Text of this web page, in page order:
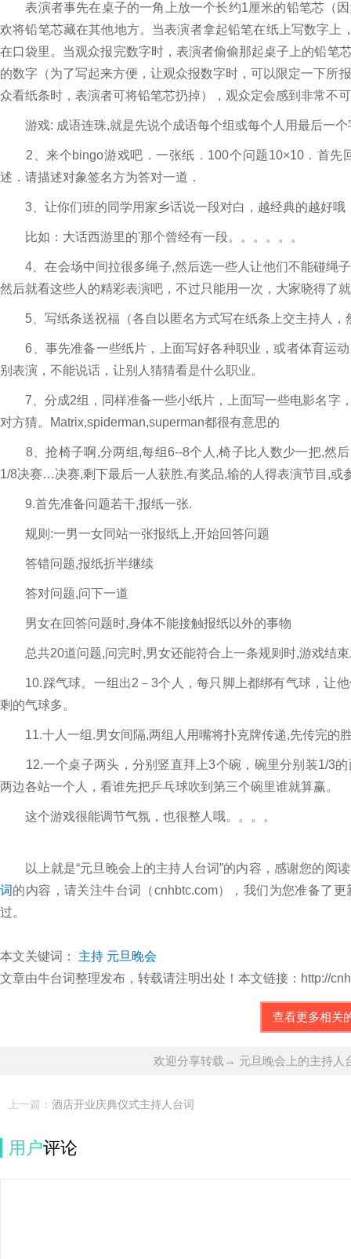
表演者事先在桌子的一角上放一个长约1厘米的铅笔芯（因
欢将铅笔芯藏在其他地方。当表演者拿起铅笔在纸上写数字上
在口袋里。当观众报完数字时，表演者偷偷那起桌子上的铅笔
的数字（为了写起来方便，让观众报数字时，可以限定一下所
众看纸条时，表演者可将铅笔芯扔掉），观众定会感到非常不
游戏: 成语连珠,就是先说个成语每个组或每个人用最后一
2、来个bingo游戏吧．一张纸．100个问题10×10．首先
述．请描述对象签名方为答对一道．
3、让你们班的同学用家乡话说一段对白，越经典的越好哦
比如：大话西游里的'那个曾经有一段。。。。。。
4、在会场中间拉很多绳子,然后选一些人让他们不能碰绳
然后就看这些人的精彩表演吧，不过只能用一次，大家晓得了
5、写纸条送祝福（各自以匿名方式写在纸条上交主持人，
6、事先准备一些纸片，上面写好各种职业，或者体育运动
别表演，不能说话，让别人猜猜看是什么职业。
7、分成2组，同样准备一些小纸片，上面写一些电影名字
对方猜。Matrix,spiderman,superman都很有意思的
8、抢椅子啊,分两组,每组6--8个人,椅子比人数少一把,然后
1/8决赛…决赛,剩下最后一人获胜,有奖品,输的人得表演节目,或
9.首先准备问题若干,报纸一张.
规则:一男一女同站一张报纸上,开始回答问题
答错问题,报纸折半继续
答对问题,问下一道
男女在回答问题时,身体不能接触报纸以外的事物
总共20道问题,问完时,男女还能符合上一条规则时,游戏结束
10.踩气球。一组出2－3个人，每只脚上都绑有气球，让他
剩的气球多。
11.十人一组.男女间隔,两组人用嘴将扑克牌传递,先传完的
12.一个桌子两头，分别竖直拜上3个碗，碗里分别装1/3的
两边各站一个人，看谁先把乒乓球吹到第三个碗里谁就算赢。
这个游戏很能调节气氛，也很整人哦。。。。
以上就是“元旦晚会上的主持人台词”的内容，感谢您的阅
词的内容，请关注牛台词（cnhbtc.com），我们为您准备了
过。
本文关键词： 主持 元旦晚会
文章由牛台词整理发布，转载请注明出处！本文链接：http://
查看更多相关
欢迎分享转载→ 元旦晚会上的主持人
上一篇： 酒店开业庆典仪式主持人台词
用户评论